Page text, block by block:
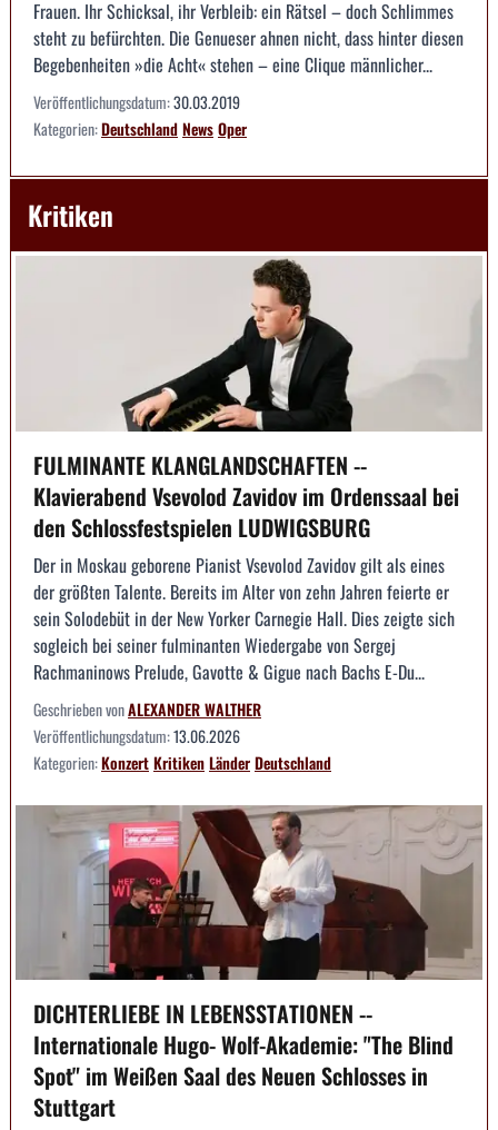
Frauen. Ihr Schicksal, ihr Verbleib: ein Rätsel – doch Schlimmes
steht zu befürchten. Die Genueser ahnen nicht, dass hinter diesen
Begebenheiten »die Acht« stehen – eine Clique männlicher...
Veröffentlichungsdatum:30.03.2019
Kategorien:DeutschlandNewsOper
Kritiken
FULMINANTE KLANGLANDSCHAFTEN --
Klavierabend Vsevolod Zavidov im Ordenssaal bei
den Schlossfestspielen LUDWIGSBURG
Der in Moskau geborene Pianist Vsevolod Zavidov gilt als eines
der größten Talente. Bereits im Alter von zehn Jahren feierte er
sein Solodebüt in der New Yorker Carnegie Hall. Dies zeigte sich
sogleich bei seiner fulminanten Wiedergabe von Sergej
Rachmaninows Prelude, Gavotte & Gigue nach Bachs E-Du...
Geschrieben vonALEXANDER WALTHER
Veröffentlichungsdatum:13.06.2026
Kategorien:KonzertKritikenLänderDeutschland
DICHTERLIEBE IN LEBENSSTATIONEN --
Internationale Hugo- Wolf-Akademie: "The Blind
Spot" im Weißen Saal des Neuen Schlosses in
Stuttgart